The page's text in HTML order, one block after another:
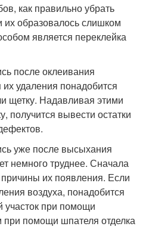
как правильно убрать
образовалось слишком
является переклейка
после оклеивания
удаления понадобится
щетку. Надавливая этими
получится вывести остатки
уже после высыхания
немного труднее. Сначала
их появления. Если
воздуха, понадобится
участок при помощи
при помощи шпателя отделка